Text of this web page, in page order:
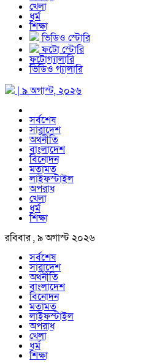
খেলা
ধর্ম
শিক্ষা
ভিডিও স্টোরি
ফটো স্টোরি
ফটোগ্যালারি
ভিডিও গ্যালারি
| ৯ অগাস্ট, ২০২৬
সর্বশেষ
সারাদেশ
অর্থনীতি
বাংলাদেশ
বিনোদন
মতামত
লাইফস্টাইল
অপরাধ
খেলা
ধর্ম
শিক্ষা
রবিবার , ৯ অগাস্ট ২০২৬
সর্বশেষ
সারাদেশ
অর্থনীতি
বাংলাদেশ
বিনোদন
মতামত
লাইফস্টাইল
অপরাধ
খেলা
ধর্ম
শিক্ষা